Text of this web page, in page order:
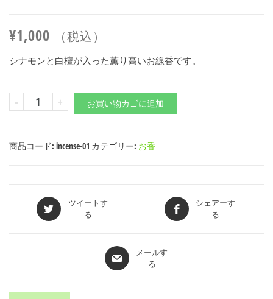
¥1,000 （税込）
シナモンと白檀が入った薫り高いお線香です。
- + お買い物カゴに追加
商品コード: incense-01 カテゴリー: お香
ツイートす
る
シェアーす
る
メールす
る